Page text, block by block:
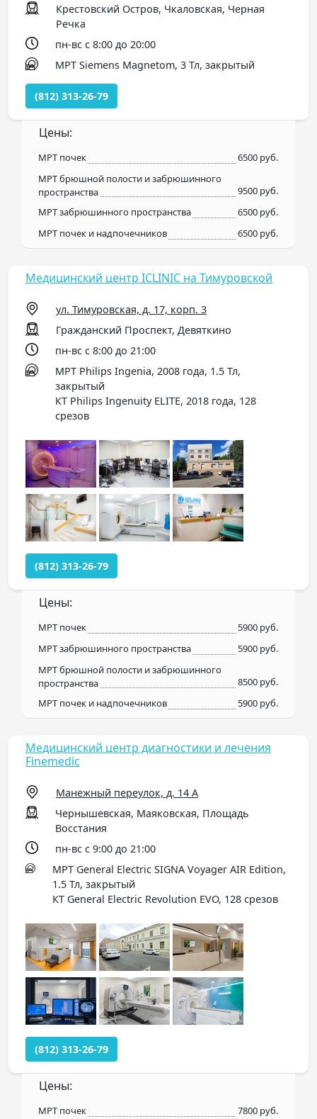
Крестовский Остров, Чкаловская, Черная
Речка
пн-вс с 8:00 до 20:00
МРТ Siemens Magnetom, 3 Тл, закрытый
(812) 313-26-79
Цены:
МРТ почек
6500 руб.
МРТ брюшной полости и забрюшинного
пространства
9500 руб.
МРТ забрюшинного пространства
6500 руб.
МРТ почек и надпочечников
6500 руб.
Медицинский центр ICLINIC на Тимуровской
ул. Тимуровская, д. 17, корп. 3
Гражданский Проспект, Девяткино
пн-вс с 8:00 до 21:00
МРТ Philips Ingenia, 2008 года, 1.5 Тл,
закрытый
КТ Philips Ingenuity ELITE, 2018 года, 128
срезов
(812) 313-26-79
Цены:
МРТ почек
5900 руб.
МРТ забрюшинного пространства
5900 руб.
МРТ брюшной полости и забрюшинного
пространства
8500 руб.
МРТ почек и надпочечников
5900 руб.
Медицинский центр диагностики и лечения
Finemedic
Манежный переулок, д. 14 А
Чернышевская, Маяковская, Площадь
Восстания
пн-вс с 9:00 до 21:00
МРТ General Electric SIGNA Voyager AIR Edition,
1.5 Тл, закрытый
КТ General Electric Revolution EVO, 128 срезов
(812) 313-26-79
Цены:
МРТ почек 7800 руб.